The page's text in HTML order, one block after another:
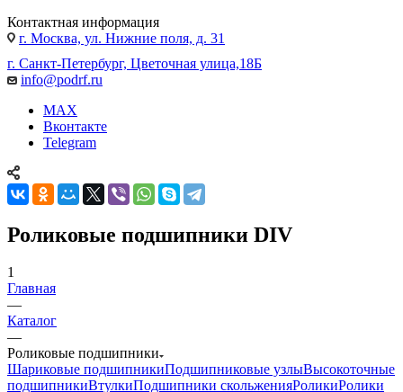
Контактная информация
г. Москва, ул. Нижние поля, д. 31
г. Санкт-Петербург, Цветочная улица,18Б
info@podrf.ru
MAX
Вконтакте
Telegram
Роликовые подшипники DIV
1
Главная
—
Каталог
—
Роликовые подшипники
Шариковые подшипникиПодшипниковые узлыВысокоточные
подшипникиВтулкиПодшипники скольженияРоликиРолики